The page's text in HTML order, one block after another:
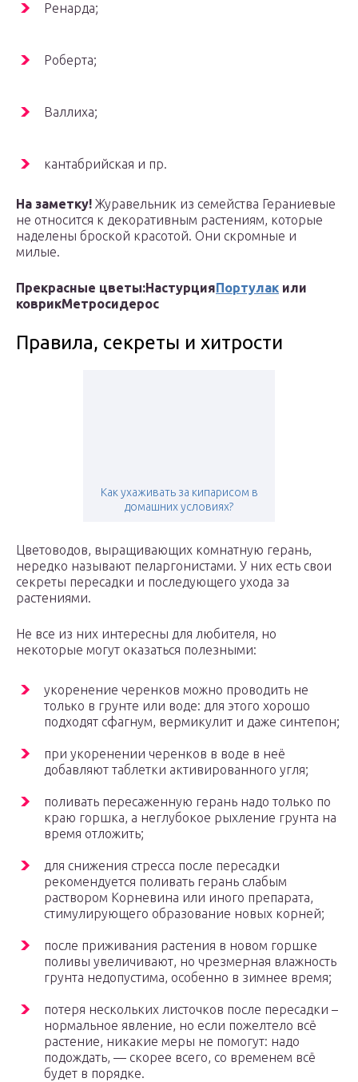
Ренарда;
Роберта;
Валлиха;
кантабрийская и пр.
На заметку! Журавельник из семейства Гераниевые
не относится к декоративным растениям, которые
наделены броской красотой. Они скромные и
милые.
Прекрасные цветы:НастурцияПортулак или
коврикМетросидерос
Правила, секреты и хитрости
Как ухаживать за кипарисом в
домашних условиях?
Цветоводов, выращивающих комнатную герань,
нередко называют пеларгонистами. У них есть свои
секреты пересадки и последующего ухода за
растениями.
Не все из них интересны для любителя, но
некоторые могут оказаться полезными:
укоренение черенков можно проводить не
только в грунте или воде: для этого хорошо
подходят сфагнум, вермикулит и даже синтепон;
при укоренении черенков в воде в неё
добавляют таблетки активированного угля;
поливать пересаженную герань надо только по
краю горшка, а неглубокое рыхление грунта на
время отложить;
для снижения стресса после пересадки
рекомендуется поливать герань слабым
раствором Корневина или иного препарата,
стимулирующего образование новых корней;
после приживания растения в новом горшке
поливы увеличивают, но чрезмерная влажность
грунта недопустима, особенно в зимнее время;
потеря нескольких листочков после пересадки –
нормальное явление, но если пожелтело всё
растение, никакие меры не помогут: надо
подождать, — скорее всего, со временем всё
будет в порядке.